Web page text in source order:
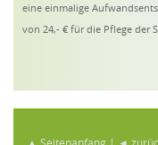
eine einmalige
von 24,- € für die Pflege der